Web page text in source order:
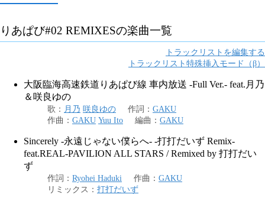
りあぱび#02 REMIXESの楽曲一覧
トラックリストを編集する
トラックリスト特殊挿入モード（β）
大阪臨海高速鉄道りあぱび線 車内放送 -Full Ver.- feat.月乃
＆咲良ゆの
歌 ： 月乃 咲良ゆの 作詞 ： GAKU
作曲 ： GAKU Yuu Ito 編曲 ： GAKU
Sincerely -永遠じゃない僕らへ- -打打だいず Remix-
feat.REAL-PAVILION ALL STARS / Remixed by 打打だい
ず
作詞 ： Ryohei Haduki 作曲 ： GAKU
リミックス ： 打打だいず